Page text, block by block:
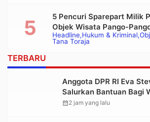
Headline Hukum & Kriminal
Tana Toraja
5 Pencuri Sparepart Milik
Objek Wisata Pango-
Polisi
TERBARU
Anggota DPR RI Eva
Salurkan Bantuan Bagi
Terdampak Longsor di
calendar_month2 jam yang lalu